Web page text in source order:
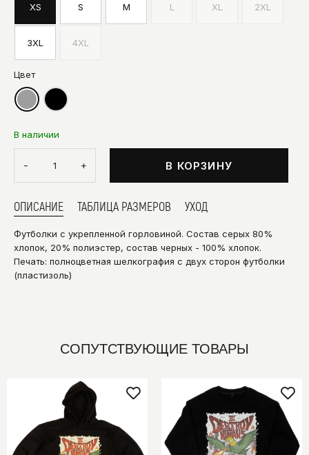
XS S M L XL 2XL
3XL 4XL
Цвет
В наличии
- + В КОРЗИНУ
ОПИСАНИЕ
Футболки с укрепленной горловиной. Состав серых 80%
хлопок, 20% полиэстер, состав черных - 100% хлопок.
Печать: полноцветная шелкография с двух сторон футболки
(пластизоль)
ТАБЛИЦА РАЗМЕРОВ УХОД
СОПУТСТВУЮЩИЕ ТОВАРЫ